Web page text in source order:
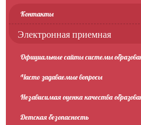
Контакты
Электронная приемная
Официальные сайты системы
Часто задаваемые вопросы
Независимая оценка качества
Детская безопасность